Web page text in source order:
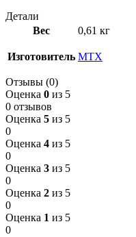
Детали
Вес
0,61 кг
Изготовитель МТХ
Отзывы (0)
Оценка 0 из 5
0 отзывов
Оценка 5 из 5
0
Оценка 4 из 5
0
Оценка 3 из 5
0
Оценка 2 из 5
0
Оценка 1 из 5
0